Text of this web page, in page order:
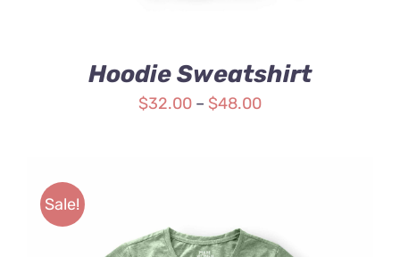
Hoodie Sweatshirt
$32.00 – $48.00
Sale!